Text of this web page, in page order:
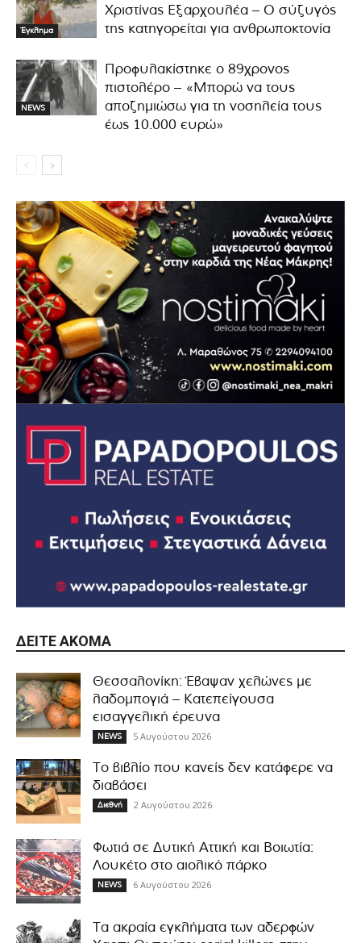
Έγκλημα
Χριστίνας Εξαρχουλέα – Ο σύζυγός
της κατηγορείται για ανθρωποκτονία
NEWS
Προφυλακίστηκε ο 89χρονος
πιστολέρο – «Μπορώ να τους
αποζημιώσω για τη νοσηλεία τους
έως 10.000 ευρώ»
ΔΕΊΤΕ ΑΚΌΜΑ
Θεσσαλονίκη: Έβαψαν χελώνες με
λαδομπογιά – Κατεπείγουσα
εισαγγελική έρευνα
NEWS 5 Αυγούστου 2026
Το βιβλίο που κανείς δεν κατάφερε να
διαβάσει
Διεθνή 2 Αυγούστου 2026
Φωτιά σε Δυτική Αττική και Βοιωτία:
Λουκέτο στο αιολικό πάρκο
NEWS 6 Αυγούστου 2026
Τα ακραία εγκλήματα των αδερφών